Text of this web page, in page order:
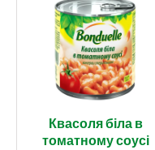
Квасоля біла в
томатному соусі